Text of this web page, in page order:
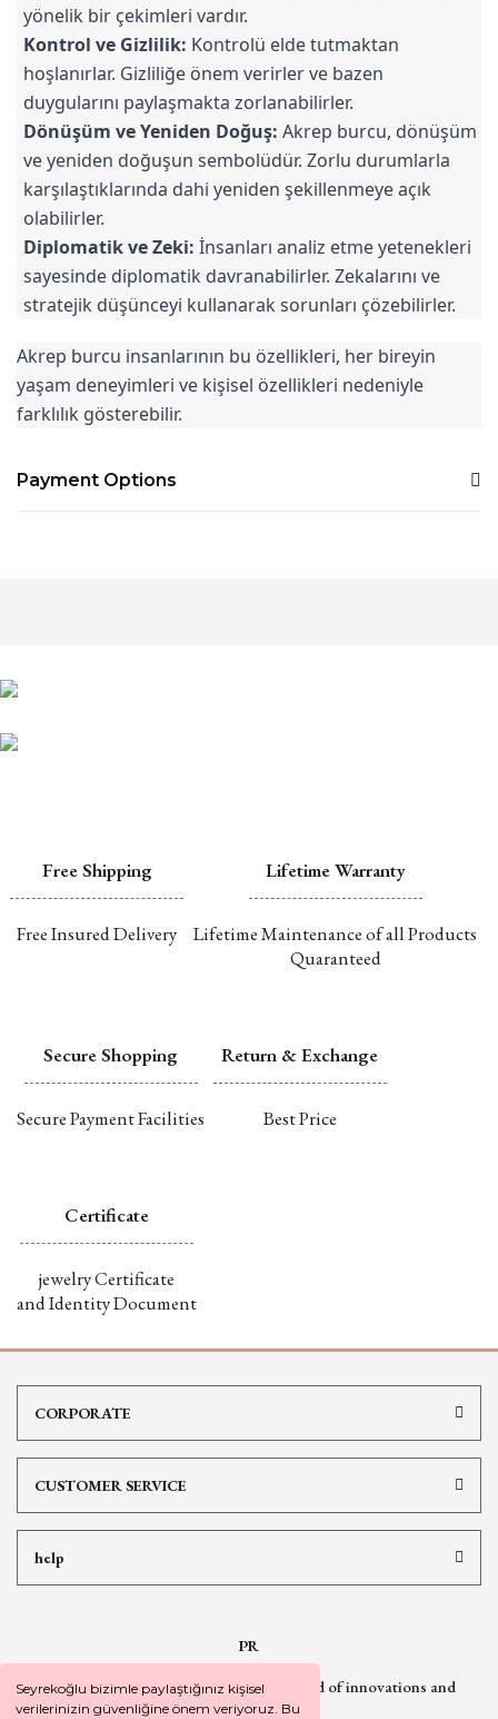
Seyrekoğlu bizimle paylaştığınız kişisel
verilerinizin güvenliğine önem veriyoruz. Bu
yönelik bir çekimleri vardır.
Kontrol ve Gizlilik: Kontrolü elde tutmaktan
hoşlanırlar. Gizliliğe önem verirler ve bazen
duygularını paylaşmakta zorlanabilirler.
Dönüşüm ve Yeniden Doğuş: Akrep burcu, dönüşüm
ve yeniden doğuşun sembolüdür. Zorlu durumlarla
karşılaştıklarında dahi yeniden şekillenmeye açık
olabilirler.
Diplomatik ve Zeki: İnsanları analiz etme yetenekleri
sayesinde diplomatik davranabilirler. Zekalarını ve
stratejik düşünceyi kullanarak sorunları çözebilirler.
Akrep burcu insanlarının bu özellikleri, her bireyin
yaşam deneyimleri ve kişisel özellikleri nedeniyle
farklılık gösterebilir.
Payment Options
Free Shipping
Free Insured Delivery
Lifetime Warranty
Lifetime Maintenance of all Products
Quaranteed
Secure Shopping
Secure Payment Facilities
Return & Exchange
Best Price
Certificate
jewelry Certificate
and Identity Document
CORPORATE
CUSTOMER SERVICE
help
PR
Sign up for our newsletterto be informed of innovations and
campaignnews